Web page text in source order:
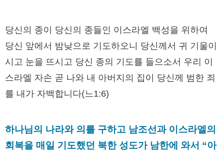
당신의 종이 당신의 종들인 이스라엘 백성을 위하여
당신 앞에서 밤낮으로 기도하오니 당신께서 귀 기울이
시고 눈을 뜨시고 당신 종의 기도를 들으소서 우리 이
스라엘 자손 곧 나와 내 아버지의 집이 당신께 범한 죄
를 내가 자백합니다(느1:6)
하나님의 나라와 의를 구하고 남조선과 이스라엘의
회복을 매일 기도했던 북한 성도가 남한에 와서 “아